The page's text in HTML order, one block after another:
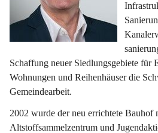
Schaffung neuer Siedlungsgebiete für
Wohnungen und Reihenhäuser die
Gemeindearbeit.
2002 wurde der neu errichtete Bauhof
Altstoffsammelzentrum und